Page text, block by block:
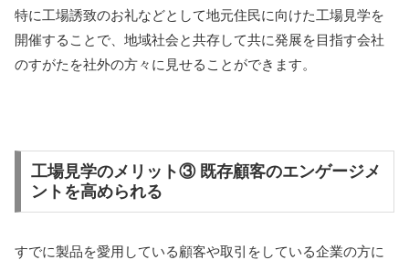
特に工場誘致のお礼などとして地元住民に向けた工場見学を
開催することで、地域社会と共存して共に発展を目指す会社
のすがたを社外の方々に見せることができます。
工場見学のメリット③ 既存顧客のエンゲージメ
ントを高められる
すでに製品を愛用している顧客や取引をしている企業の方に